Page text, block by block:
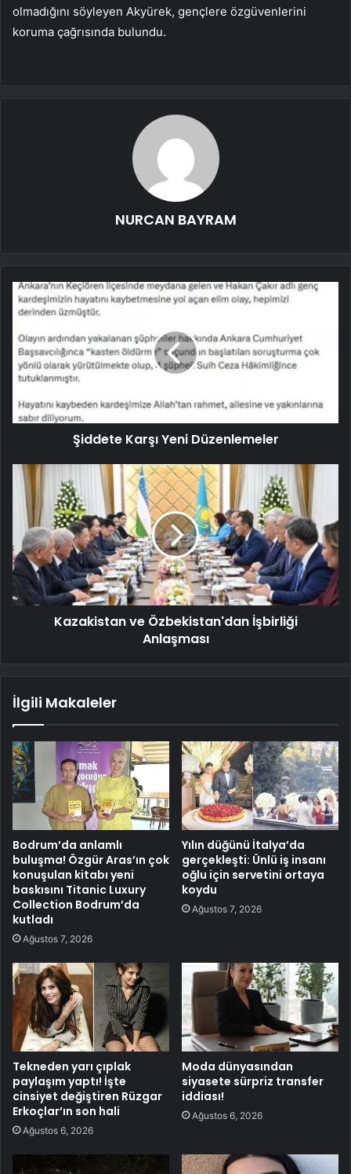
olmadığını söyleyen Akyürek, gençlere özgüvenlerini
koruma çağrısında bulundu.
NURCAN BAYRAM
Şiddete Karşı Yeni Düzenlemeler
Kazakistan ve Özbekistan'dan İşbirliği
Anlaşması
İlgili Makaleler
Bodrum’da anlamlı
buluşma! Özgür Aras’ın çok
konuşulan kitabı yeni
baskısını Titanic Luxury
Collection Bodrum’da
kutladı
Ağustos 7, 2026
Yılın düğünü İtalya’da
gerçekleşti: Ünlü iş insanı
oğlu için servetini ortaya
koydu
Ağustos 7, 2026
Tekneden yarı çıplak
paylaşım yaptı! İşte
cinsiyet değiştiren Rüzgar
Erkoçlar’ın son hali
Ağustos 6, 2026
Moda dünyasından
siyasete sürpriz transfer
iddiası!
Ağustos 6, 2026